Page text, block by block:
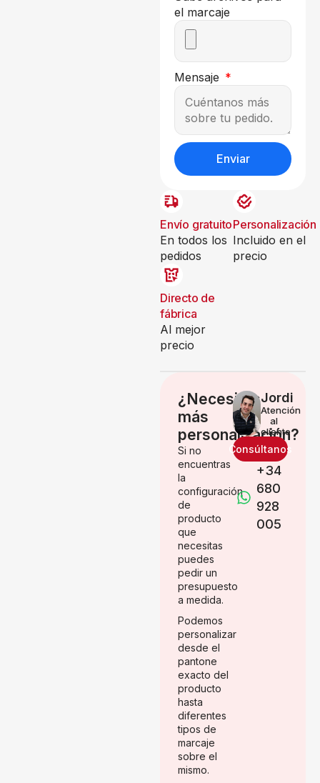
el marcaje
Mensaje
Enviar
Envío gratuito
En todos los
pedidos
Personalización
Incluido en el
precio
Directo de
fábrica
Al mejor
precio
¿Necesitas
más
personalización?
Si no
encuentras
la
configuración
de
producto
que
necesitas
puedes
pedir un
presupuesto
a medida.
Podemos
personalizar
desde el
pantone
exacto del
producto
hasta
diferentes
tipos de
marcaje
sobre el
mismo.
Jordi
Atención
al
cliente
Consúltanos
+34
680
928
005